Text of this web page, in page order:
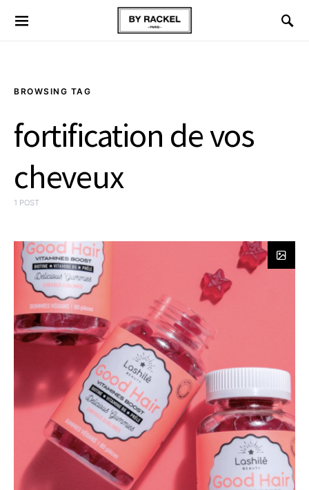
BROWSING TAG
fortification de vos
cheveux
1 POST